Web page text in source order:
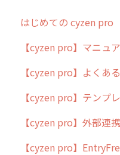
はじめての cyzen pro
cyzen pro とは？
簡易マニュアル
cyzen proの位置情
用語集
よくある質問
【cyzen pro】マニュ
【cyzen pro】よくあ
【cyzen pro】テンプ
ポスティング
ラウンダー
【cyzen pro】外部連携
【cyzen pro】